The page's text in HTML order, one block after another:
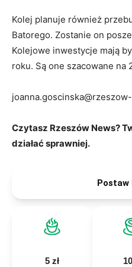
Kolej planuje również
Batorego. Zostanie on
Kolejowe inwestycje mają
roku. Są one szacowane na
Czytasz Rzeszów News?
działać sprawniej.
Postaw
5 zł